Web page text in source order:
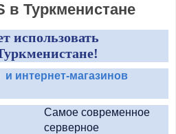
в Туркменистане
использовать
интернет-магазинов
Самое современное
серверное